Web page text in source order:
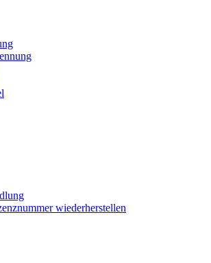
wiederherstellen